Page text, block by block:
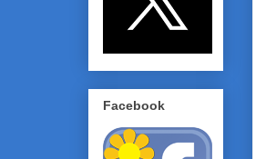
Facebook